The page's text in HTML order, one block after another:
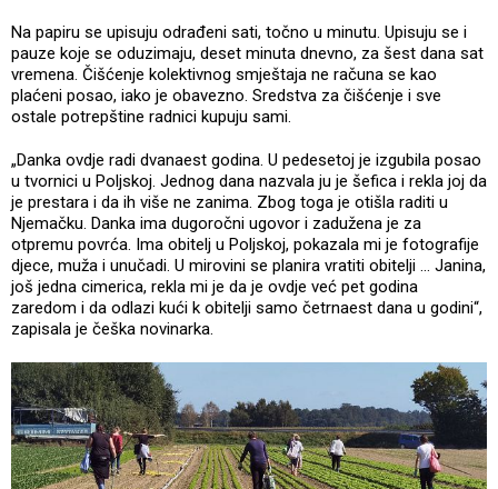
Na papiru se upisuju odrađeni sati, točno u minutu. Upisuju se i
pauze koje se oduzimaju, deset minuta dnevno, za šest dana sat
vremena. Čišćenje kolektivnog smještaja ne računa se kao
plaćeni posao, iako je obavezno. Sredstva za čišćenje i sve
ostale potrepštine radnici kupuju sami.
„Danka ovdje radi dvanaest godina. U pedesetoj je izgubila posao
u tvornici u Poljskoj. Jednog dana nazvala ju je šefica i rekla joj da
je prestara i da ih više ne zanima. Zbog toga je otišla raditi u
Njemačku. Danka ima dugoročni ugovor i zadužena je za
otpremu povrća. Ima obitelj u Poljskoj, pokazala mi je fotografije
djece, muža i unučadi. U mirovini se planira vratiti obitelji … Janina,
još jedna cimerica, rekla mi je da je ovdje već pet godina
zaredom i da odlazi kući k obitelji samo četrnaest dana u godini“,
zapisala je češka novinarka.